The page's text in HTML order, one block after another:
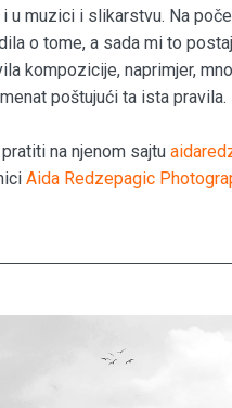
u muzici i slikarstvu. Na
o tome, a sada mi to
kompozicije, naprimjer,
poštujući ta ista pravila.
na njenom sajtu
Aida Redzepagic